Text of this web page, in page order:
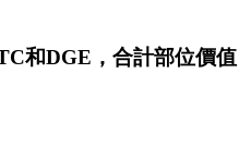
和DGE，合計部位價值